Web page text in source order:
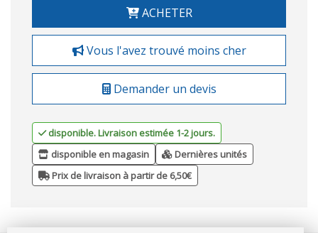
ACHETER
Vous l'avez trouvé moins cher
Demander un devis
disponible. Livraison estimée 1-2 jours.
disponible en magasin
Dernières unités
Prix de livraison à partir de 6,50€